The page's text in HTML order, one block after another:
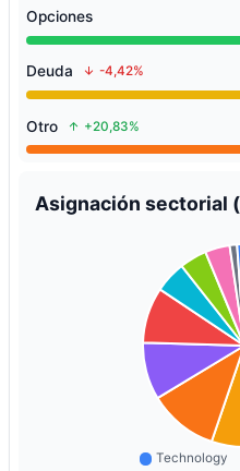
Opciones
Deuda -4,42%
Otro +20,83%
Asignación sectorial
Technology